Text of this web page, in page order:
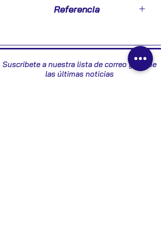
Referencia
Suscribete a nuestra lista de correo y recibe
las últimas noticias